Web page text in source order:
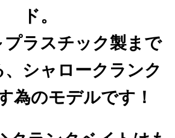
ド。
ラスチック製まで
シャロークランク
為のモデルです！